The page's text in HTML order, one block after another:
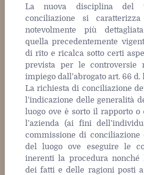
La nuova disciplina del
conciliazione si
notevolmente più
quella precedentemente
di rito e ricalca sotto certi
prevista per le controversie
impiego dall’abrogato art. 66 d.
La richiesta di conciliazione
l’indicazione delle generalità
luogo ove è sorto il rapporto o
l’azienda (ai fini
commissione di conciliazione
del luogo ove eseguire le
inerenti la procedura nonché
dei fatti e delle ragioni posti